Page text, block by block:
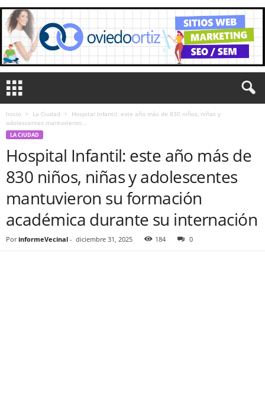
Inicio La Ciudad
Hospital Infantil: este año más de 830 niños, niñas y
adolescentes mantuvieron...
LA CIUDAD
Hospital Infantil: este año más de
830 niños, niñas y adolescentes
mantuvieron su formación
académica durante su internación
Por informeVecinal - diciembre 31, 2025 184 0